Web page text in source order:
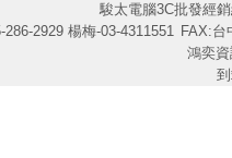
駿太電腦3C批發經
2929 楊梅-03-4311551 FAX:台
鴻奕